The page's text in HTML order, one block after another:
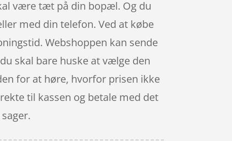
være tæt på din bopæl. Og du
med din telefon. Ved at købe
Webshoppen kan sende
skal bare huske at vælge den
for at høre, hvorfor prisen ikke
til kassen og betale med det